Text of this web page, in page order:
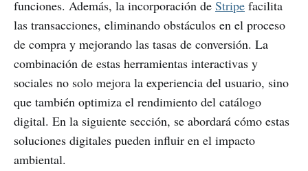
funciones. Además, la incorporación de Stripe facilita
las transacciones, eliminando obstáculos en el proceso
de compra y mejorando las tasas de conversión. La
combinación de estas herramientas interactivas y
sociales no solo mejora la experiencia del usuario, sino
que también optimiza el rendimiento del catálogo
digital. En la siguiente sección, se abordará cómo estas
soluciones digitales pueden influir en el impacto
ambiental.